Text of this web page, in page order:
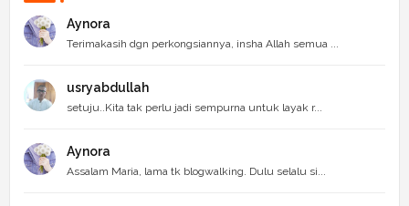
Aynora
Terimakasih dgn perkongsiannya, insha Allah semua ...
usryabdullah
setuju..Kita tak perlu jadi sempurna untuk layak r...
Aynora
Assalam Maria, lama tk blogwalking. Dulu selalu si...